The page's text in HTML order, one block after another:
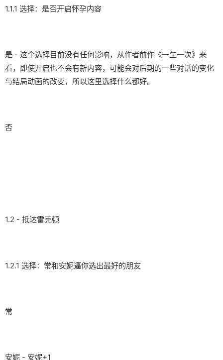
1.1.1 选择：是否开启怀孕内容
是 - 这个选择目前没有任何影响，从作者前作《一生一次》来
看，即使开启也不会有新内容，可能会对后期的一些对话的变化
与结局动画的改变，所以这里选择什么都好。
否
1.2 - 抵达雷克顿
1.2.1 选择：常和安妮逼你选出最好的朋友
常
安妮 - 安妮+1